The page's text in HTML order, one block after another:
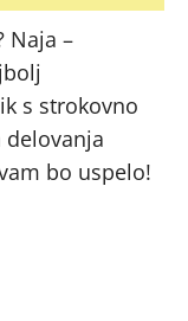
Naja –
s strokovno
delovanja
bo uspelo!